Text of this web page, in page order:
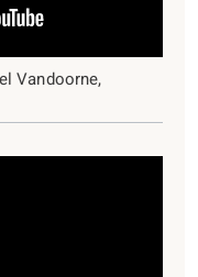
Vandoorne,